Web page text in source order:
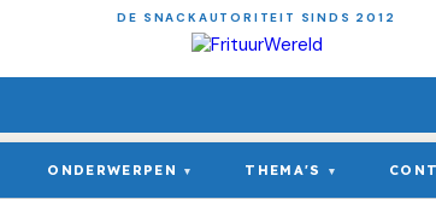
DE SNACKAUTORITEIT SINDS 2012
ONDERWERPEN ▾ THEMA'S ▾